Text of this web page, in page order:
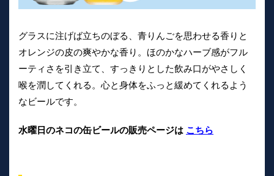
グラスに注げば立ちのぼる、青りんごを思わせる香りと
オレンジの皮の爽やかな香り。ほのかなハーブ感がフル
ーティさを引き立て、すっきりとした飲み口がやさしく
喉を潤してくれる。心と身体をふっと緩めてくれるよう
なビールです。
水曜日のネコの缶ビールの販売ページは こちら